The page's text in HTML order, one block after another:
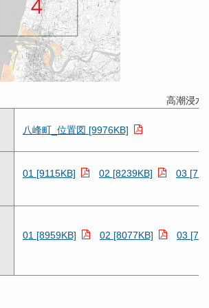
高潮浸水
八峰町_位置図 [9976KB]
01 [9115KB] 02 [8239KB] 03
01 [8959KB] 02 [8077KB] 03